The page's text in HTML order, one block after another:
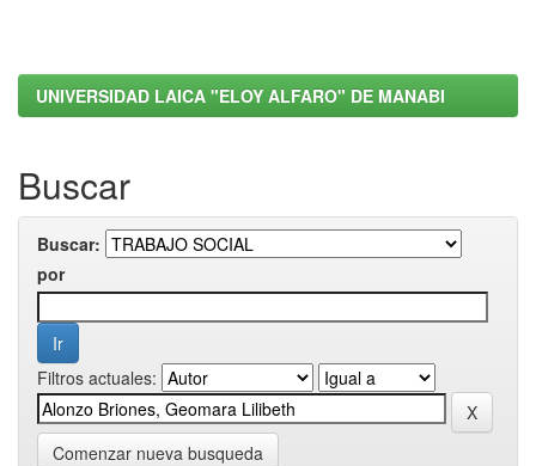
UNIVERSIDAD LAICA "ELOY ALFARO" DE MANABI
Buscar
Buscar:
por
Filtros actuales:
Comenzar nueva busqueda